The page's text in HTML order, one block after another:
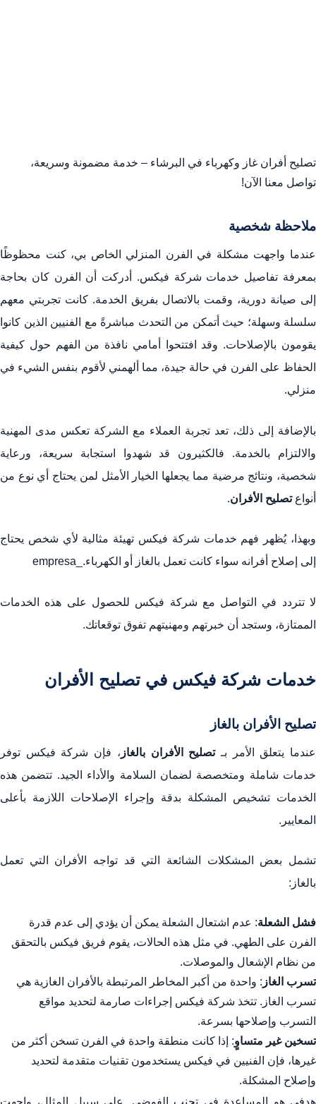
تصليح أفران غاز وكهرباء في البرشاء – خدمة مضمونة وسريعة،
تواصل معنا الآن!
ملاحظة شخصية
عندما واجهت مشكلة في الفرن المنزلي الخاص بي، كنت محظوظًا
بمعرفة تفاصيل خدمات شركة فيكس. أدركت أن الفرن كان بحاجة
إلى صيانة دورية، وقمت بالاتصال بفريق الخدمة. كانت تجربتي معهم
سلسلة وسهلة؛ حيث أتمكن من التحدث مباشرةً مع الفنيين الذين كانوا
يقومون بالإصلاحات. وقد افتتحوا أمامي نافذة من الفهم حول كيفية
الحفاظ على الفرن في حالة جيدة، مما ألهمني لأقوم بنفس الشيء في
منزلي.
بالإضافة إلى ذلك، تعد تجربة العملاء مع الشركة تعكس مدى المهنية
والالتزام بالخدمة. فالكثيرون قد شهدوا استجابة سريعة، ورعاية
شخصية، ونتائج مرضية مما يجعلها الخيار الأمثل لمن يحتاج أي نوع من
أنواعتصليح الأفران.
وبهذا، يُظهر فهم خدمات شركة فيكس تهيئة مثالية لأي شخص يحتاج
إلى إصلاح أفرانه سواء كانت تعمل بالغاز أو الكهرباء._empresa
لا تتردد في التواصل مع شركة فيكس للحصول على هذه الخدمات
الممتازة، وستجد أن خبرتهم ومهنيتهم تفوق توقعاتك.
خدمات شركة فيكس في تصليح الأفران
تصليح الأفران بالغاز
عندما يتعلق الأمر بـتصليح الأفران بالغاز ، فإن شركة فيكس توفر
خدمات شاملة ومتخصصة لضمان السلامة والأداء الجيد. تتضمن هذه
الخدمات تشخيص المشكلة بدقة وإجراء الإصلاحات اللازمة بأعلى
المعايير.
تشمل بعض المشكلات الشائعة التي قد تواجه الأفران التي تعمل
بالغاز:
فشل الشعلة: عدم اشتعال الشعلة يمكن أن يؤدي إلى عدم قدرة
الفرن على الطهي. في مثل هذه الحالات، يقوم فريق فيكس بالتحقق
من نظام الإشعال والموصلات.
تسرب الغاز : واحدة من أكبر المخاطر المرتبطة بالأفران الغازية هي
تسرب الغاز. تتخذ شركة فيكس إجراءات صارمة لتحديد مواقع
التسرب وإصلاحها بسرعة.
تسخين غير متساوٍ: إذا كانت منطقة واحدة في الفرن تسخن أكثر من
غيرها، فإن الفنيين في فيكس يستخدمون تقنيات متقدمة لتحديد
وإصلاح المشكلة.
هدفي هو المساعدة في تجنب الفوضى. على سبيل المثال، واجهت